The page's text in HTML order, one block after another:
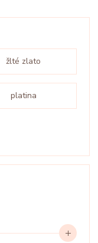
žlté zlato
platina